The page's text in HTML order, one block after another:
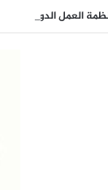
العمل الدولية